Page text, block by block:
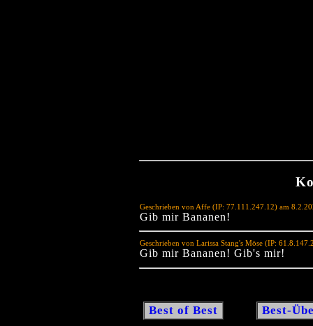
Geschrieben von Affe (IP: 77.111.247.12) am
Gib mir Bananen!
Geschrieben von Larissa Stang's Möse (IP:
Gib mir Bananen! Gib's mir!
Best of Best Best-